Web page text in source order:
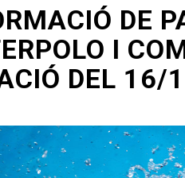
DE
I
DEL